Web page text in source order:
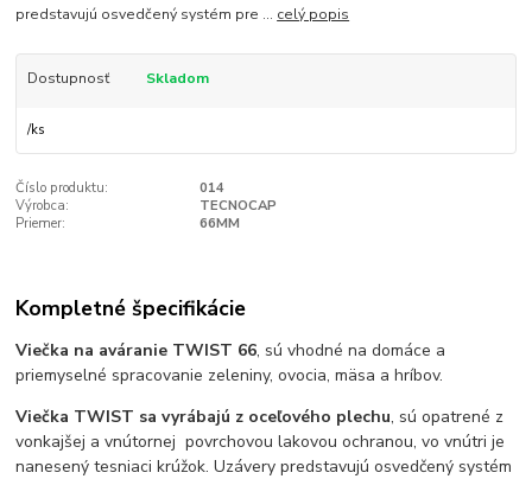
predstavujú osvedčený systém pre ... celý popis
Dostupnosť Skladom
/ks
Číslo produktu:
014
Výrobca:
TECNOCAP
Priemer:
66MM
Kompletné špecifikácie
Viečka na aváranie TWIST 66, sú vhodné na domáce a
priemyselné spracovanie zeleniny, ovocia, mäsa a hríbov.
Viečka TWIST sa vyrábajú z oceľového plechu, sú opatrené z
vonkajšej a vnútornej povrchovou lakovou ochranou, vo vnútri je
nanesený tesniaci krúžok. Uzávery predstavujú osvedčený systém